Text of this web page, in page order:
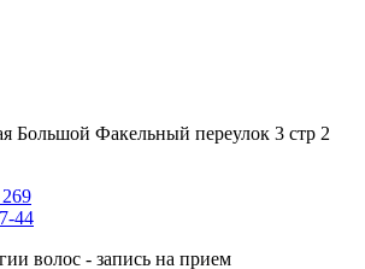
Большой Факельный переулок 3 стр 2
44